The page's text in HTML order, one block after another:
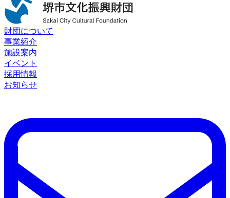
財団について
事業紹介
施設案内
イベント
採用情報
お知らせ